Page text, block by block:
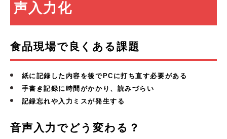
声入力化
食品現場で良くある課題
紙に記録した内容を後でPCに打ち直す必要がある
手書き記録に時間がかかり、読みづらい
記録忘れや入力ミスが発生する
音声入力でどう変わる？